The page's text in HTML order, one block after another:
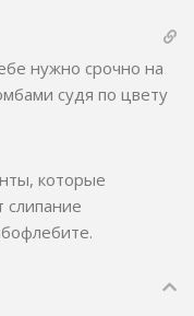
нужно срочно на
судя по цвету
которые
.